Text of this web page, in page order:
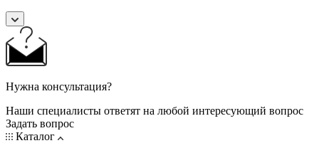
Нужна консультация?
Наши специалисты ответят на любой интересующий вопрос
Задать вопрос
Каталог